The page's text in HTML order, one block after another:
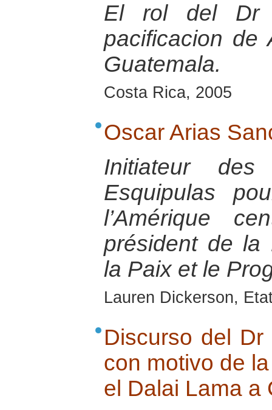
El rol del Dr
pacificacion de
Guatemala.
Costa Rica, 2005
Oscar Arias
Initiateur
Esquipulas
l’Amérique
président de la
la Paix et le
Lauren Dickerson,
Discurso del
con motivo de
el Dalai Lama a